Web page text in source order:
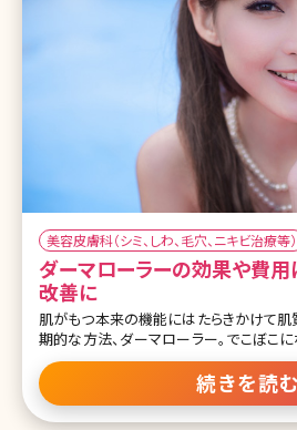
美容皮膚科（シミ、しわ、毛穴、ニキビ治療等）
ダーマローラーの効果や費用
改善に
肌がもつ本来の機能にはたらきかけて
期的な方法、ダーマローラー。でこぼこに
た毛穴といった化粧品を使ったケアでは
してくれるとして人気の高い施術です。
ーラーも販売されているので興味を持
でしょうか。ここではダーマローラーにつ
続きを読む